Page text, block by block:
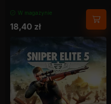
W magazynie
18,40 zł